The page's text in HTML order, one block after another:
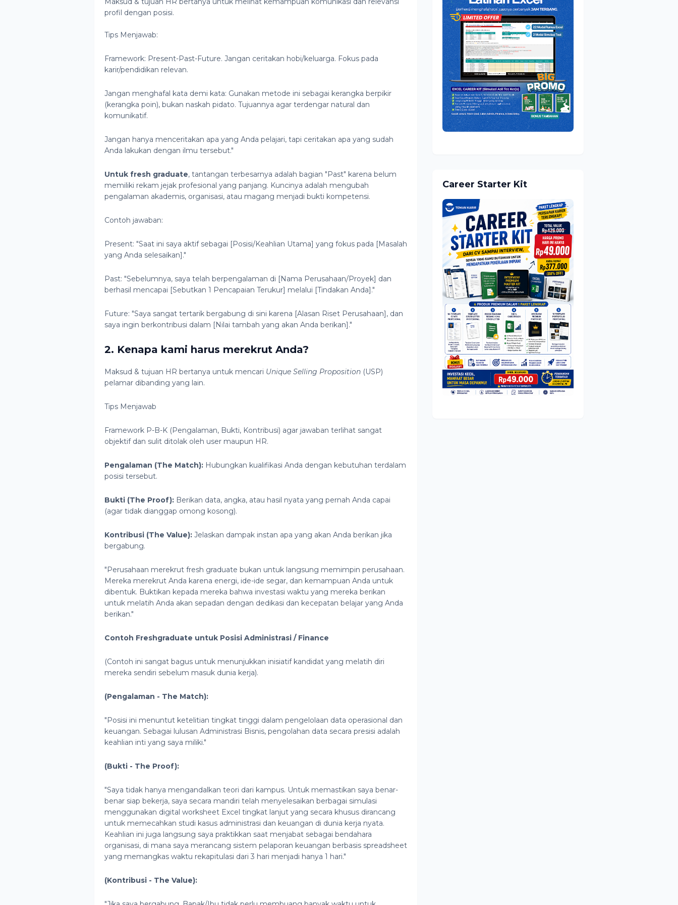
profil dengan posisi.
Tips Menjawab:
Framework: Present-Past-Future. Jangan ceritakan hobi/keluarga. Fokus pada
karir/pendidikan relevan.
Jangan menghafal kata demi kata: Gunakan metode ini sebagai kerangka berpikir
(kerangka poin), bukan naskah pidato. Tujuannya agar terdengar natural dan
komunikatif.
Jangan hanya menceritakan apa yang Anda pelajari, tapi ceritakan apa yang sudah
Anda lakukan dengan ilmu tersebut."
Untuk fresh graduate, tantangan terbesarnya adalah bagian "Past" karena belum
memiliki rekam jejak profesional yang panjang. Kuncinya adalah mengubah
pengalaman akademis, organisasi, atau magang menjadi bukti kompetensi.
Contoh jawaban:
Present: "Saat ini saya aktif sebagai [Posisi/Keahlian Utama] yang fokus pada [Masalah
yang Anda selesaikan]."
Past: "Sebelumnya, saya telah berpengalaman di [Nama Perusahaan/Proyek] dan
berhasil mencapai [Sebutkan 1 Pencapaian Terukur] melalui [Tindakan Anda]."
Future: "Saya sangat tertarik bergabung di sini karena [Alasan Riset Perusahaan], dan
saya ingin berkontribusi dalam [Nilai tambah yang akan Anda berikan]."
2. Kenapa kami harus merekrut Anda?
Maksud & tujuan HR bertanya untuk mencari Unique Selling Proposition (USP)
pelamar dibanding yang lain.
Tips Menjawab
Framework P-B-K (Pengalaman, Bukti, Kontribusi) agar jawaban terlihat sangat
objektif dan sulit ditolak oleh user maupun HR.
Pengalaman (The Match): Hubungkan kualifikasi Anda dengan kebutuhan terdalam
posisi tersebut.
Bukti (The Proof): Berikan data, angka, atau hasil nyata yang pernah Anda capai
(agar tidak dianggap omong kosong).
Kontribusi (The Value): Jelaskan dampak instan apa yang akan Anda berikan jika
bergabung.
"Perusahaan merekrut fresh graduate bukan untuk langsung memimpin perusahaan.
Mereka merekrut Anda karena energi, ide-ide segar, dan kemampuan Anda untuk
dibentuk. Buktikan kepada mereka bahwa investasi waktu yang mereka berikan
untuk melatih Anda akan sepadan dengan dedikasi dan kecepatan belajar yang Anda
berikan."
Contoh Freshgraduate untuk Posisi Administrasi / Finance
(Contoh ini sangat bagus untuk menunjukkan inisiatif kandidat yang melatih diri
mereka sendiri sebelum masuk dunia kerja).
(Pengalaman - The Match):
"Posisi ini menuntut ketelitian tingkat tinggi dalam pengelolaan data operasional dan
keuangan. Sebagai lulusan Administrasi Bisnis, pengolahan data secara presisi adalah
keahlian inti yang saya miliki."
(Bukti - The Proof):
"Saya tidak hanya mengandalkan teori dari kampus. Untuk memastikan saya benar-
benar siap bekerja, saya secara mandiri telah menyelesaikan berbagai simulasi
menggunakan digital worksheet Excel tingkat lanjut yang secara khusus dirancang
untuk memecahkan studi kasus administrasi dan keuangan di dunia kerja nyata.
Keahlian ini juga langsung saya praktikkan saat menjabat sebagai bendahara
organisasi, di mana saya merancang sistem pelaporan keuangan berbasis spreadsheet
yang memangkas waktu rekapitulasi dari 3 hari menjadi hanya 1 hari."
(Kontribusi - The Value):
Career Starter Kit